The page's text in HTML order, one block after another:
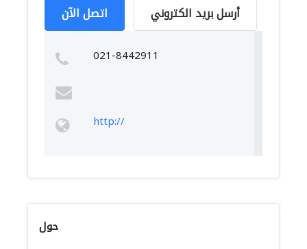
اتصل الآن أرسل بريد الكتروني
021-8442911
http://
حول